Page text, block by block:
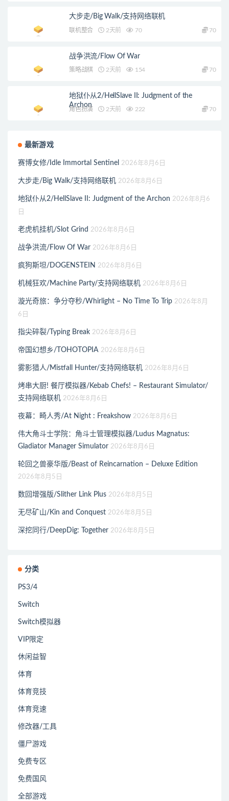
大步走/Big Walk/支持网络联机
联机整合 2天前 70 70
战争洪流/Flow Of War
策略战棋 2天前 154 70
地狱仆从2/HellSlave II: Judgment of the
Archon
角色扮演 2天前 222 70
最新游戏
赛博女修/Idle Immortal Sentinel 2026年8月6日
大步走/Big Walk/支持网络联机 2026年8月6日
地狱仆从2/HellSlave II: Judgment of the Archon 2026年8月6
日
老虎机挂机/Slot Grind 2026年8月6日
战争洪流/Flow Of War 2026年8月6日
疯狗斯坦/DOGENSTEIN 2026年8月6日
机械狂欢/Machine Party/支持网络联机 2026年8月6日
漩光奇旅：争分夺秒/Whirlight – No Time To Trip 2026年8月
6日
指尖碎裂/Typing Break 2026年8月6日
帝国幻想乡/TOHOTOPIA 2026年8月6日
雾影猎人/Mistfall Hunter/支持网络联机 2026年8月6日
烤串大厨! 餐厅模拟器/Kebab Chefs! – Restaurant Simulator/
支持网络联机 2026年8月6日
夜幕：畸人秀/At Night : Freakshow 2026年8月6日
伟大角斗士学院：角斗士管理模拟器/Ludus Magnatus:
Gladiator Manager Simulator 2026年8月6日
轮回之兽豪华版/Beast of Reincarnation – Deluxe Edition
2026年8月5日
数回增强版/Slither Link Plus 2026年8月5日
无尽矿山/Kin and Conquest 2026年8月5日
深挖同行/DeepDig: Together 2026年8月5日
分类
PS3/4
Switch
Switch模拟器
VIP限定
休闲益智
体育
体育竞技
体育竞速
修改器/工具
僵尸游戏
免费专区
免费国风
全部游戏